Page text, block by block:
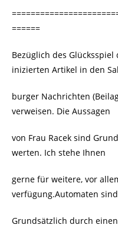
======
Bezüglich des
inizierten Artikel in den
burger Nachrichten
verweisen. Die Aussagen
von Frau Racek sind
werten. Ich stehe Ihnen
gerne für weitere, vor
verfügung.Automaten sind
Grundsätzlich durch